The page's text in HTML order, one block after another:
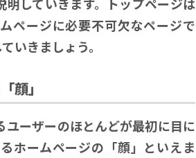
ページに必要不可欠なページで
いきましょう。
顔」
ユーザーのほとんどが最初に目に
ホームページの「顔」といえま